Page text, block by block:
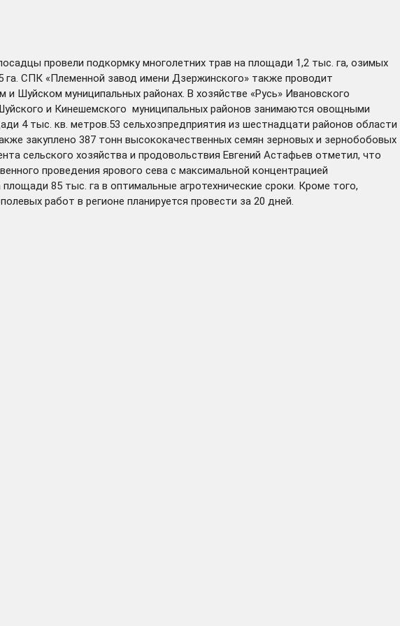
провели подкормку многолетних трав на площади 1,2 тыс. га, озимых
га. СПК «Племенной завод имени Дзержинского» также проводит
Шуйском муниципальных районах. В хозяйстве «Русь» Ивановского
и Кинешемского муниципальных районов занимаются овощными
4 тыс. кв. метров.53 сельхозпредприятия из шестнадцати районов области
закуплено 387 тонн высококачественных семян зерновых и зернобобовых
сельского хозяйства и продовольствия Евгений Астафьев отметил, что
проведения ярового сева с максимальной концентрацией
85 тыс. га в оптимальные агротехнические сроки. Кроме того,
работ в регионе планируется провести за 20 дней.